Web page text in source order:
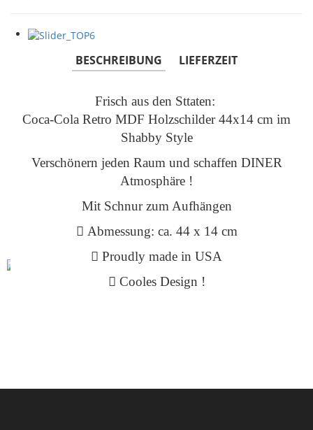
BESCHREIBUNG LIEFERZEIT
Frisch aus den Sttaten:
Coca-Cola Retro MDF Holzschilder 44x14 cm im
Shabby Style
Verschönern jeden Raum und schaffen DINER
Atmosphäre !
Mit Schnur zum Aufhängen
Abmessung: ca. 44 x 14 cm
Proudly made in USA
Cooles Design !